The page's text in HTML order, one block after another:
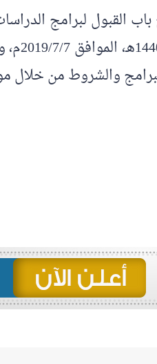
القبول لبرامج
والشروط من خلال